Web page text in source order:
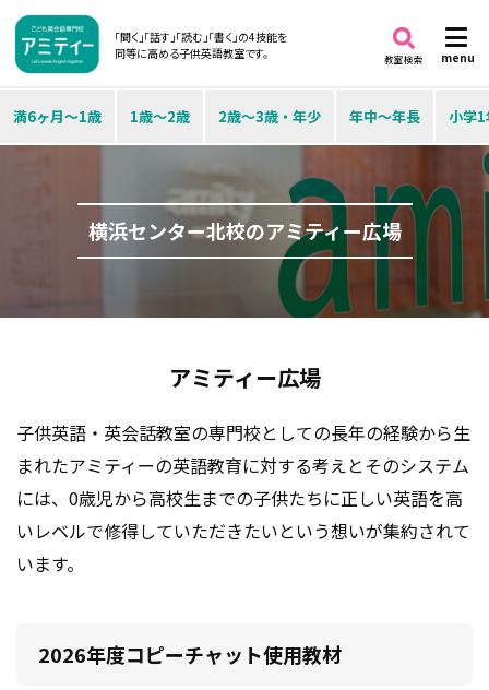
「聞く」「話す」「読む」「書く」の4技能を
同等に高める子供英語教室です。
menu
教室検索
満6ヶ月～1歳 1歳～2歳 2歳～3歳・年少 年中～年長 小学
横浜センター北校のアミティー広場
アミティー広場
子供英語・英会話教室の専門校としての長年の経験から生
まれたアミティーの英語教育に対する考えとそのシステム
には、 0歳児から高校生までの子供たちに正しい英語を高
いレベルで修得していただきたいという想いが集約されて
います。
2026年度コピーチャット使用教材